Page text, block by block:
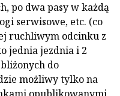
po dwa pasy w każdą
serwisowe, etc. (co
ruchliwym odcinku z
jednia jezdnia i 2
do
możliwy tylko na